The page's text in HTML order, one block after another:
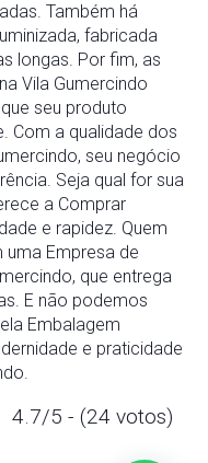
Também há
fabricada
longas. Por fim, as
Vila Gumercindo
seu produto
Com a qualidade dos
seu negócio
Seja qual for sua
a Comprar
e rapidez. Quem
Empresa de
que entrega
E não podemos
Embalagem
e praticidade
4.7/5 - (24 votos)